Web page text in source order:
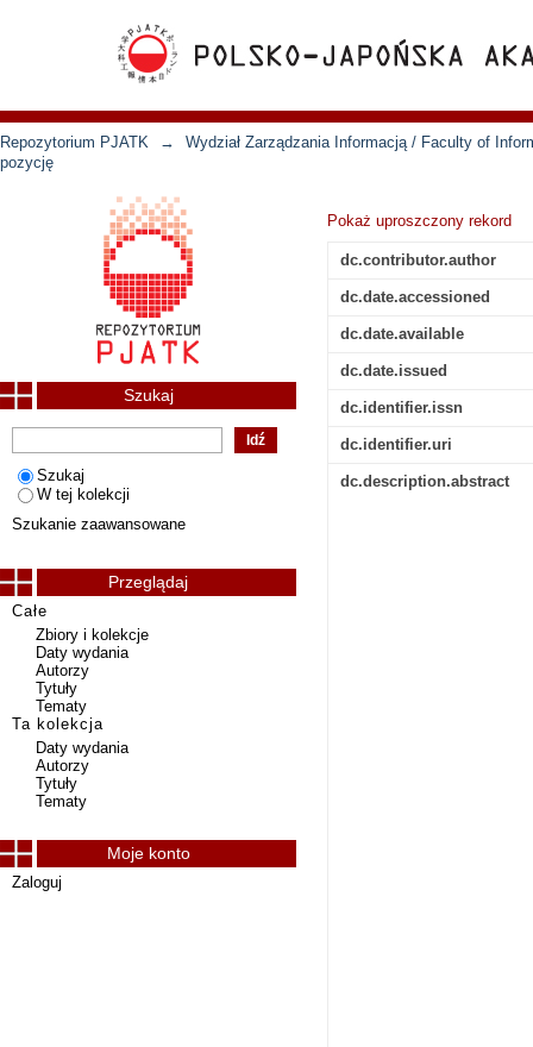
Repozytorium PJATK →
Wydział Zarządzania Informacją / Faculty of
pozycję
Pokaż uproszczony rekord
dc.contributor.author
dc.date.accessioned
dc.date.available
dc.date.issued
dc.identifier.issn
dc.identifier.uri
dc.description.abstract
Szukaj
Szukaj
W tej kolekcji
Szukanie zaawansowane
Przeglądaj
Całe
Zbiory i kolekcje
Daty wydania
Autorzy
Tytuły
Tematy
Ta kolekcja
Daty wydania
Autorzy
Tytuły
Tematy
Moje konto
Zaloguj